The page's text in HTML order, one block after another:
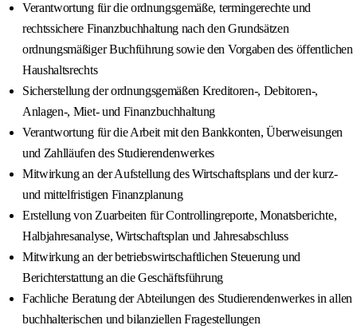
Verantwortung für die ordnungsgemäße, termingerechte und
rechtssichere Finanzbuchhaltung nach den Grundsätzen
ordnungsmäßiger Buchführung sowie den Vorgaben des öffentlichen
Haushaltsrechts
Sicherstellung der ordnungsgemäßen Kreditoren-, Debitoren-,
Anlagen-, Miet- und Finanzbuchhaltung
Verantwortung für die Arbeit mit den Bankkonten, Überweisungen
und Zahlläufen des Studierendenwerkes
Mitwirkung an der Aufstellung des Wirtschaftsplans und der kurz-
und mittelfristigen Finanzplanung
Erstellung von Zuarbeiten für Controllingreporte, Monatsberichte,
Halbjahresanalyse, Wirtschaftsplan und Jahresabschluss
Mitwirkung an der betriebswirtschaftlichen Steuerung und
Berichterstattung an die Geschäftsführung
Fachliche Beratung der Abteilungen des Studierendenwerkes in allen
buchhalterischen und bilanziellen Fragestellungen